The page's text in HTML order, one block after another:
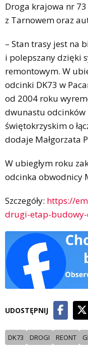
Droga krajowa nr 73
z Tarnowem oraz
– Stan trasy jest na
i polepszany dzięki
remontowym. W
odcinki DK73 w
od 2004 roku
dwunastu odcinków
świętokrzyskim o
dodaje Małgorzata
W ubiegłym roku
odcinka obwodnicy
Szczegóły: https://
drugi-etap-
UDOSTĘPNIJ
DK73 DROGI REONT